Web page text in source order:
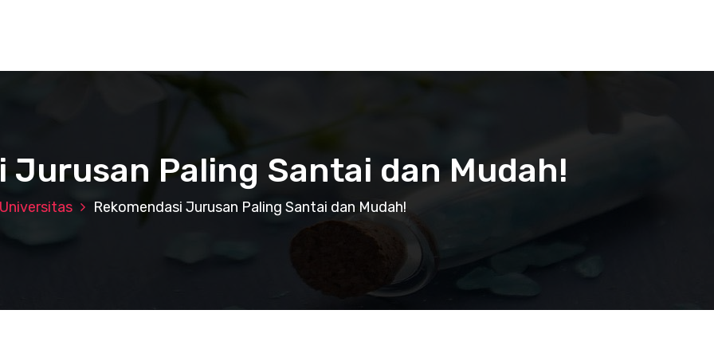
Jurusan Paling Santai dan Mudah!
Universitas Rekomendasi Jurusan Paling Santai dan Mudah!